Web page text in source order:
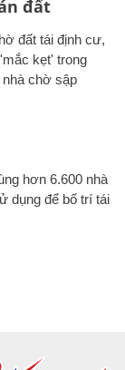
đất
đất tái định cư,
kẹt' trong
chờ sập
hơn 6.600 nhà
dụng để bố trí tái